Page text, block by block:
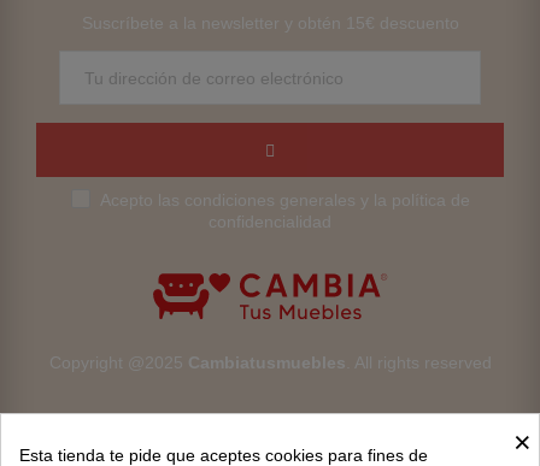
Copyright @2025 Cambiatusmuebles . All rights reserved
Suscríbete a la newsletter y obtén 15€ descuento
Acepto las condiciones generales y la política de
confidencialidad
×
Esta tienda te pide que aceptes cookies para fines de